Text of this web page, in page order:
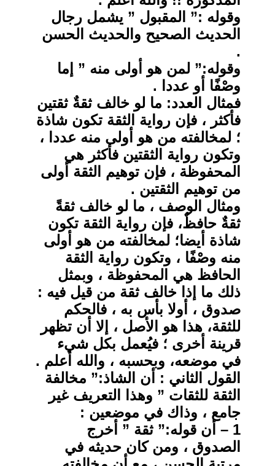
وقوله :” المقبول ” يشمل رجال
الحديث الصحيح والحديث الحسن
.
وقوله:” لمن هو أولى منه ” إما
وصْفًا أو عددا .
فمثال العدد: ما لو خالف ثقةٌ ثقتين
فأكثر ، فإن رواية الثقة تكون شاذة
؛ لمخالفته من هو أولى منه عددا ،
وتكون رواية الثقتين فأكثر هي
المحفوظة ، فإن توهيم الثقة أولى
من توهيم الثقتين .
ومثال الوصف ، ما لو خالف ثقةً
ثقةٌ حافظٌ، فإن رواية الثقة تكون
شاذة أيضا؛ لمخالفته من هو أولى
منه وصْفًا ، وتكون رواية الثقة
الحافظ هي المحفوظة ، وبمثل
ذلك ما إذا خالف ثقة من قيل فيه :
صدوق ، أولا بأس به ، فالحكم
للثقة، هذا هو الأصل ، إلا أن تظهر
قرينة أخرى ؛ فيُعمل بكل شيء
في موضعه، وبحسبه ، والله أعلم .
القول الثاني : أن الشاذ:” مخالفة
الثقة للثقات ” وهذا التعريف غير
جامع ، وذاك في موضعين :
1 – أن قوله:” ثقة ” أخرج
الصدوق ، ومن كان حديثه في